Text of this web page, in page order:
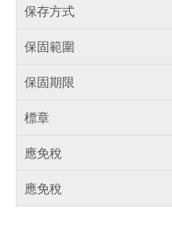
保存方式
保固範圍
保固期限
標章
應免稅
應免稅